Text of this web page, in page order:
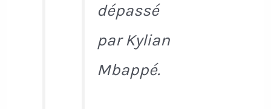
dépassé
par Kylian
Mbappé.